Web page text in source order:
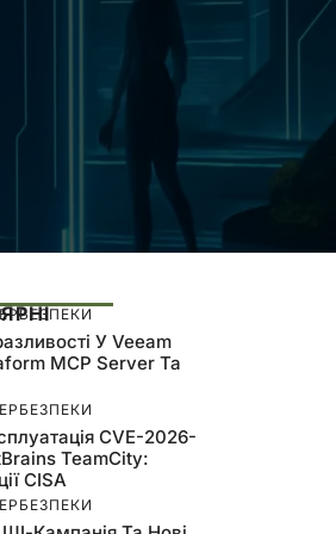
У Veeam
MCP Server Та
CVE-2026-
TeamCity:
CISA